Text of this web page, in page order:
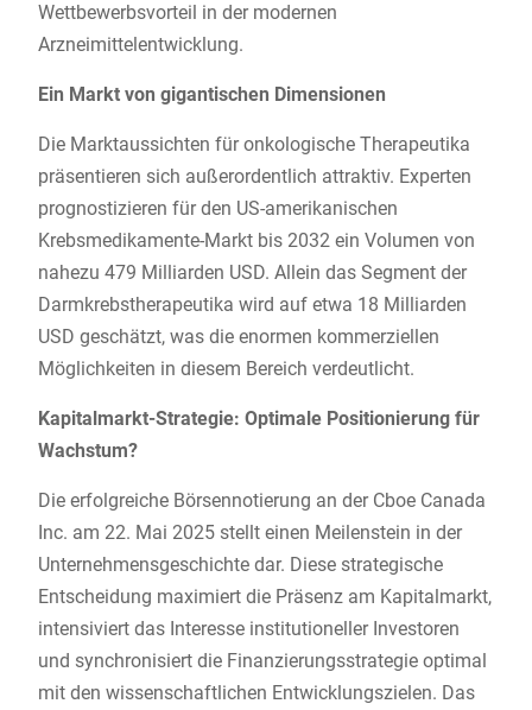
Wettbewerbsvorteil in der modernen
Arzneimittelentwicklung.
Ein Markt von gigantischen Dimensionen
Die Marktaussichten für onkologische Therapeutika
präsentieren sich außerordentlich attraktiv. Experten
prognostizieren für den US-amerikanischen
Krebsmedikamente-Markt bis 2032 ein Volumen von
nahezu 479 Milliarden USD. Allein das Segment der
Darmkrebstherapeutika wird auf etwa 18 Milliarden
USD geschätzt, was die enormen kommerziellen
Möglichkeiten in diesem Bereich verdeutlicht.
Kapitalmarkt-Strategie: Optimale Positionierung für
Wachstum?
Die erfolgreiche Börsennotierung an der Cboe Canada
Inc. am 22. Mai 2025 stellt einen Meilenstein in der
Unternehmensgeschichte dar. Diese strategische
Entscheidung maximiert die Präsenz am Kapitalmarkt,
intensiviert das Interesse institutioneller Investoren
und synchronisiert die Finanzierungsstrategie optimal
mit den wissenschaftlichen Entwicklungszielen. Das